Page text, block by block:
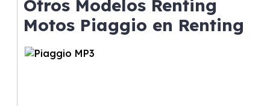
gusta cambiar de coche cada pocos años.
Otros Modelos Renting
Motos Piaggio en Renting